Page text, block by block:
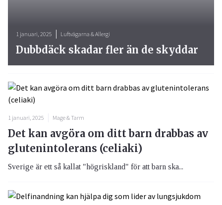
1 januari, 2025 Luftvägarna & Allergi
Dubbdäck skadar fler än de skyddar
1 januari, 2025 Mage & Tarm
Det kan avgöra om ditt barn drabbas av
glutenintolerans (celiaki)
Sverige är ett så kallat "högriskland" för att barn ska...